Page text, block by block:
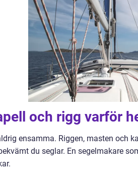
och rigg varför
ensamma. Riggen, masten och
du seglar. En segelmakare